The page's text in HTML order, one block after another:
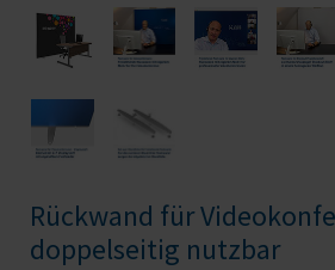
Rückwand für
doppelseitig nutzbar